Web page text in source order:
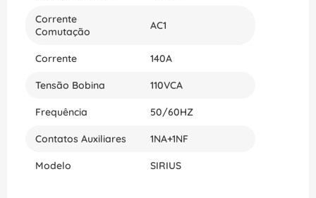
Corrente
Comutação
AC1
Corrente 140A
Tensão Bobina 110VCA
Frequência 50/60HZ
Contatos Auxiliares 1NA+1NF
Modelo SIRIUS